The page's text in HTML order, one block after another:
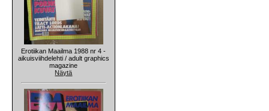
Erotiikan Maailma 1988 nr 4 -
aikuisviihdelehti / adult graphics
magazine
Näytä